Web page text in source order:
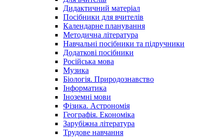
Дидактичний матеріал
Посібники для вчителів
Календарне планування
Методична література
Навчальні посібники та підручники
Додаткові посібники
Російська мова
Музика
Біологія. Природознавство
Інформатика
Іноземні мови
Фізика. Астрономія
Географія. Економіка
Зарубіжна література
Трудове навчання